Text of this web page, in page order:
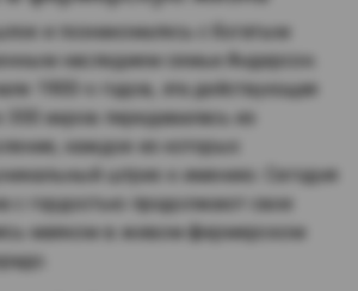
и познакомьтесь с богатым
наследием семьи Андерсон.
1900-х годов, эта действующая
акров передавалась из
каждое из которых
штрих к имению. Сегодня
с гордостью продолжают свое
маяком в живом фермерском